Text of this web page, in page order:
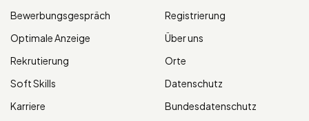
Bewerbungsgespräch
Optimale Anzeige
Rekrutierung
Soft Skills
Karriere
Registrierung
Über uns
Orte
Datenschutz
Bundesdatenschutz